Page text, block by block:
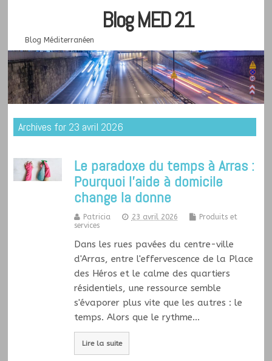
Blog MED 21
Blog Méditerranéen
Archives for 23 avril 2026
Le paradoxe du temps à Arras :
Pourquoi l’aide à domicile
change la donne
Patricia 23 avril 2026
Produits et
services
Dans les rues pavées du centre-ville
d'Arras, entre l'effervescence de la Place
des Héros et le calme des quartiers
résidentiels, une ressource semble
s'évaporer plus vite que les autres : le
temps. Alors que le rythme…
Lire la suite